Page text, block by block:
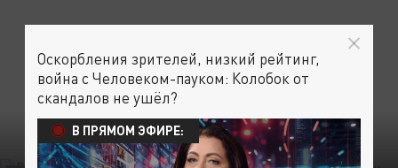
Оскорбления зрителей, низкий рейтинг,
война с Человеком-пауком: Колобок от
скандалов не ушёл?
В ПРЯМОМ ЭФИРЕ: